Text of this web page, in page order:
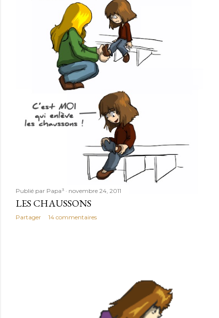
Publié par Papa³ novembre 24, 2011
LES CHAUSSONS
Partager 14 commentaires